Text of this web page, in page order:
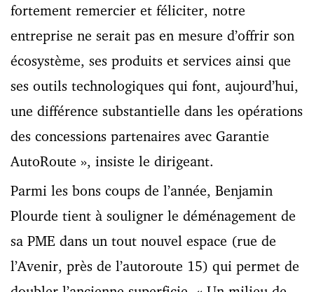
fortement remercier et féliciter, notre
entreprise ne serait pas en mesure d’offrir son
écosystème, ses produits et services ainsi que
ses outils technologiques qui font, aujourd’hui,
une différence substantielle dans les opérations
des concessions partenaires avec Garantie
AutoRoute », insiste le dirigeant.
Parmi les bons coups de l’année, Benjamin
Plourde tient à souligner le déménagement de
sa PME dans un tout nouvel espace (rue de
l’Avenir, près de l’autoroute 15) qui permet de